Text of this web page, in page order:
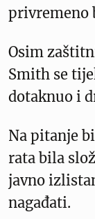
privremeno
Osim
Smith se
dotaknuo i
Na pitanje
rata bila
javno
nagađati.